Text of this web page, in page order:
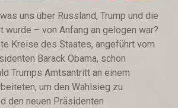
uns über Russland, Trump und die
wurde – von Anfang an gelogen war?
Kreise des Staates, angeführt vom
Barack Obama, schon
Trumps Amtsantritt an einem
um den Wahlsieg zu
den neuen Präsidenten